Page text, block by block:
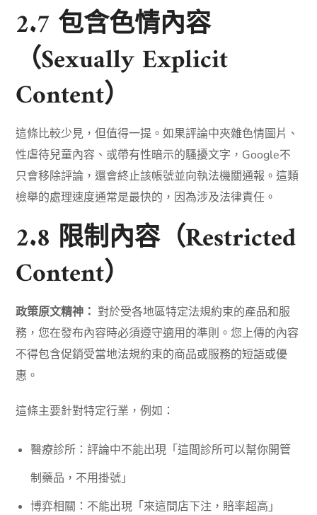
2.7 包含色情內容
（Sexually Explicit
Content）
這條比較少見，但值得一提。如果評論中夾雜色情圖片、
性虐待兒童內容、或帶有性暗示的騷擾文字，Google不
只會移除評論，還會終止該帳號並向執法機關通報。這類
檢舉的處理速度通常是最快的，因為涉及法律責任。
2.8 限制內容（Restricted
Content）
政策原文精神： 對於受各地區特定法規約束的產品和服
務，您在發布內容時必須遵守適用的準則。您上傳的內容
不得包含促銷受當地法規約束的商品或服務的短語或優
惠。
這條主要針對特定行業，例如：
醫療診所：評論中不能出現「這間診所可以幫你開管
制藥品，不用掛號」
博弈相關：不能出現「來這間店下注，賠率超高」